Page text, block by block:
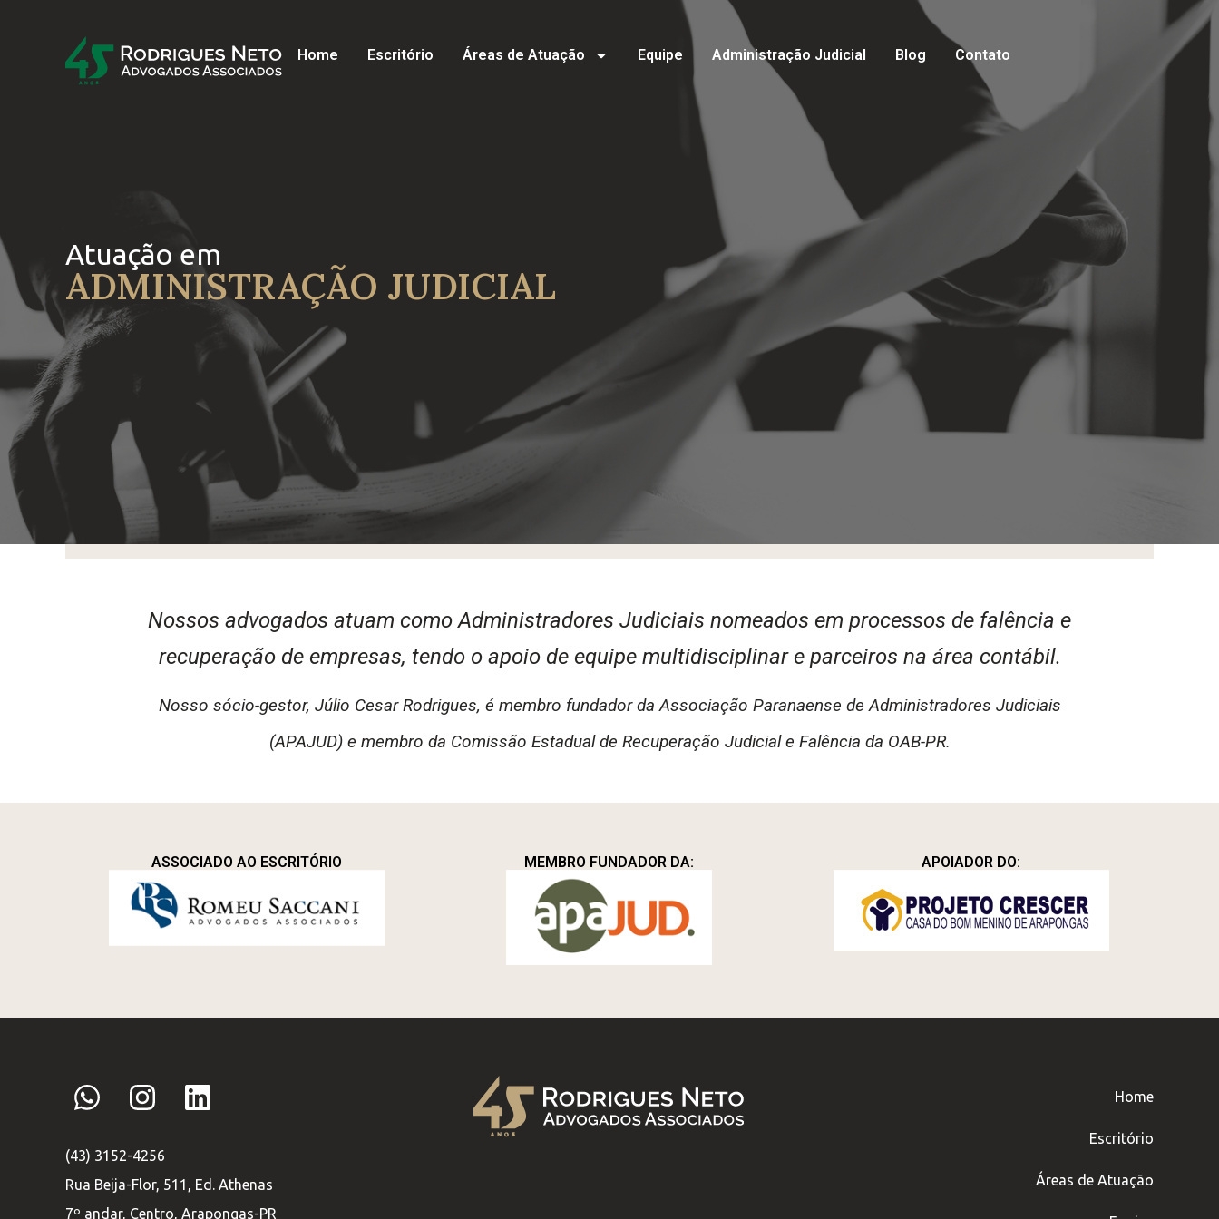
Home Escritório Áreas de Atuação Equipe Administração Judicial Blog Contato
Atuação em
ADMINISTRAÇÃO JUDICIAL
Nossos advogados atuam como Administradores Judiciais nomeados em processos de falência e
recuperação de empresas, tendo o apoio de equipe multidisciplinar e parceiros na área contábil.
Nosso sócio-gestor, Júlio Cesar Rodrigues, é membro fundador da Associação Paranaense de Administradores Judiciais
(APAJUD) e membro da Comissão Estadual de Recuperação Judicial e Falência da OAB-PR.
ASSOCIADO AO ESCRITÓRIO MEMBRO FUNDADOR DA: APOIADOR DO:
(43) 3152-4256
Rua Beija-Flor, 511, Ed. Athenas
7º andar, Centro, Arapongas-PR
Home
Escritório
Áreas de Atuação